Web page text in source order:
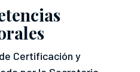
Certificación y